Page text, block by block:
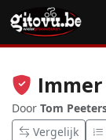
Door Tom
Vergelijk